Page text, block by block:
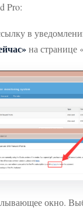
Pro:
в
на странице
окно.